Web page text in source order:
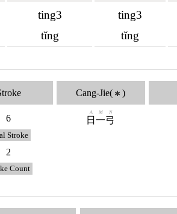
ting3
tǐng
ting3
tǐng
6
Stroke
2
Count
Cang-Jie( ✱ )
日
A
一
M
弓
N